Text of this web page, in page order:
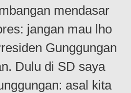
mendasar
jangan mau lho
Gunggungan
Dulu di SD saya
asal kita